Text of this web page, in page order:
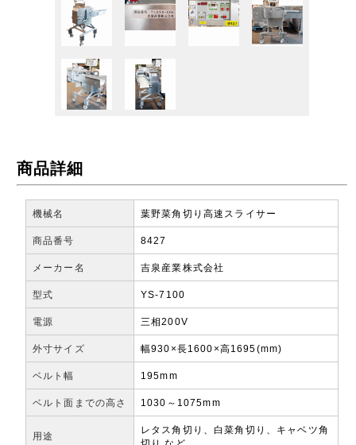
商品詳細
機械名 葉野菜角切り高速スライサー
商品番号 8427
メーカー名 吉泉産業株式会社
型式 YS-7100
電源 三相200V
外寸サイズ 幅930×長1600×高1695(mm)
ベルト幅 195mm
ベルト面までの高さ 1030～1075mm
用途
レタス角切り、白菜角切り、キャベツ角